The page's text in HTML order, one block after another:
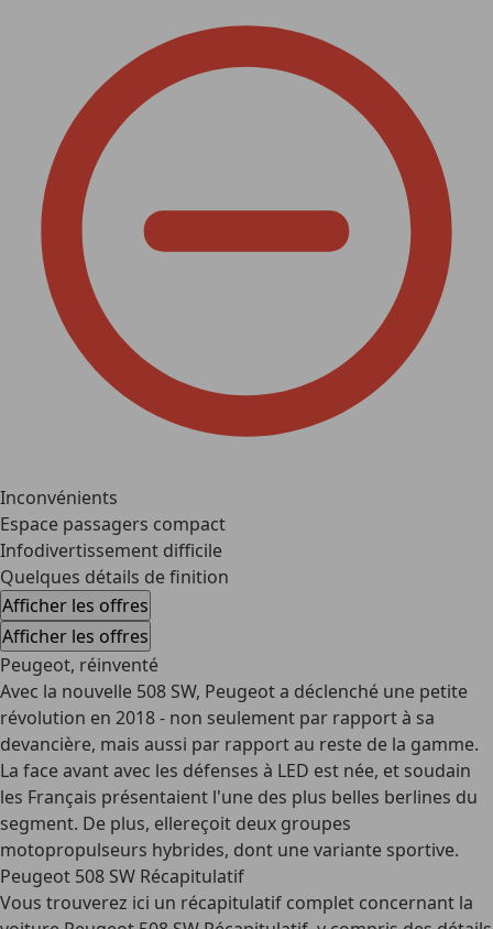
Inconvénients
Espace passagers compact
Infodivertissement difficile
Quelques détails de finition
Afficher les offres
Afficher les offres
Peugeot, réinventé
Avec la nouvelle 508 SW, Peugeot a déclenché une petite
révolution en 2018 - non seulement par rapport à sa
devancière, mais aussi par rapport au reste de la gamme.
La face avant avec les défenses à LED est née, et soudain
les Français présentaient l'une des plus belles berlines du
segment. De plus, ellereçoit deux groupes
motopropulseurs hybrides, dont une variante sportive.
Peugeot 508 SW Récapitulatif
Vous trouverez ici un récapitulatif complet concernant la